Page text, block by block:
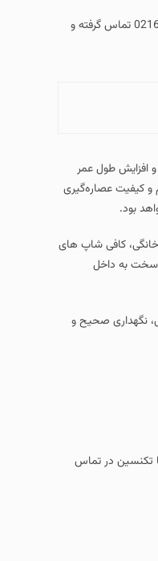
( Ario coffee grinder repair ) به صورت مستقیم و با شماره 02166000746 تماس گرفته و
افزایش طول عمر
و کیفیت عصاره‌گیری
بود.
خانگی، کافی‌ شاپ‌ های
سخت به داخل
نگهداری صحیح و
تکنسین در تماس